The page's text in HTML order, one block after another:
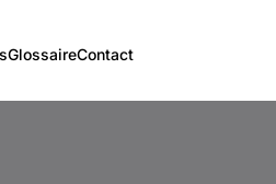
GlossaireContact